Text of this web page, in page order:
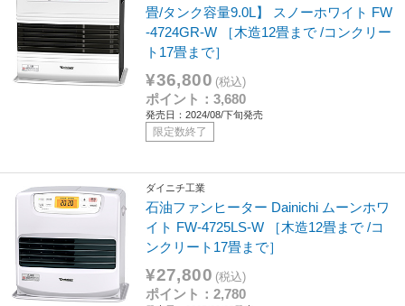
畳/タンク容量9.0L】 スノーホワイト FW
-4724GR-W ［木造12畳まで /コンクリー
ト17畳まで］
¥36,800 (税込)
ポイント：3,680
発売日：2024/08/下旬発売
限定数終了
ダイニチ工業
石油ファンヒーター Dainichi ムーンホワ
イト FW-4725LS-W ［木造12畳まで /コ
ンクリート17畳まで］
¥27,800 (税込)
ポイント：2,780